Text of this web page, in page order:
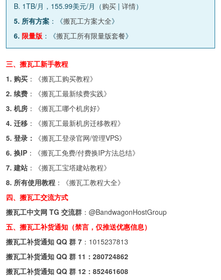
B. 1TB/月，155.99美元/月（购买 | 详情）
5. 所有方案 ：《搬瓦工方案大全》
6. 限量版 ：《搬瓦工所有限量版套餐》
三、搬瓦工新手教程
1. 购买 ：《搬瓦工购买教程》
2. 续费 ：《搬瓦工最新续费实践》
3. 机房 ：《搬瓦工哪个机房好》
4. 迁移 ：《搬瓦工最新机房迁移教程》
5. 登录：
《搬瓦工登录官网/管理VPS》
6. 换IP ：《搬瓦工免费/付费换IP方法总结》
7. 建站 ：《搬瓦工宝塔建站教程》
8. 所有使用教程 ：《搬瓦工教程大全》
四、搬瓦工交流方式
搬瓦工中文网 TG 交流群 ： @BandwagonHostGroup
五、搬瓦工补货通知（禁言，仅推送优惠信息）
搬瓦工补货通知 QQ 群 7 ： 1015237813
搬瓦工补货通知 QQ 群 11： 280724862
搬瓦工补货通知 QQ 群 12： 852461608